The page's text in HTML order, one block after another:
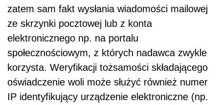
zatem sam fakt wysłania wiadomości mailowej
ze skrzynki pocztowej lub z konta
elektronicznego np. na portalu
społecznościowym, z których nadawca zwykle
korzysta. Weryfikacji tożsamości składającego
oświadczenie woli może służyć również numer
IP identyfikujący urządzenie elektroniczne (np.